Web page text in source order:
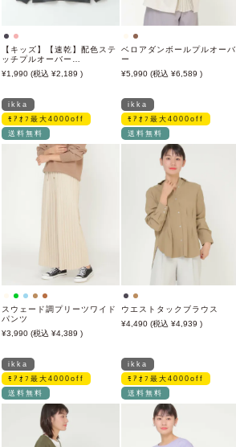
【キッズ】【速乾】配色ステ
ッチプルオーバー
（100~160cm）
1,990 2,189
ベロアダンボールプルオーバ
ー
5,990
6,589
ikka
ﾓｱｵﾌ最大4000off
送料無料
スウェード調プリーツワイド
パンツ
3,990
4,389
ikka
ﾓｱｵﾌ最大4000off
送料無料
ウエストタックブラウス
4,490
4,939
ikka
ﾓｱｵﾌ最大4000off
送料無料
ikka
ﾓｱｵﾌ最大4000off
送料無料